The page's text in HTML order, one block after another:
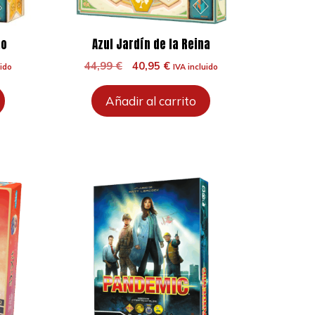
Azul Jardín de la Reina
44,99€
El
original
era:
40,95 €El
actual
es:
IVA incluido
Añadir al carrito